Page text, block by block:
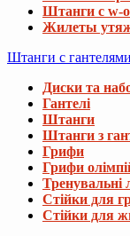
Штанги с w-
Жилеты
Штанги с гантелями
Диски та
Гантелі
Штанги
Штанги з
Грифи
Грифи
Тренувальні
Стійки для
Стійки для